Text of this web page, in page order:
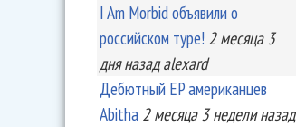
I Am Morbid объявили о
российском туре! 2 месяца 3
дняназад alexard
Дебютный EP американцев
Abitha 2 месяца 3 неделиназад